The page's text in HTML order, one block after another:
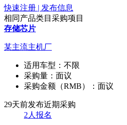
快速注册 | 发布信息
相同产品类目采购项目
存储芯片
某主流主机厂
适用车型： 不限
采购量： 面议
采购金额（RMB）： 面议
29天前发布近期采购
2人报名